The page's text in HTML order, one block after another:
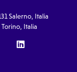
Salerno, Italia
Italia